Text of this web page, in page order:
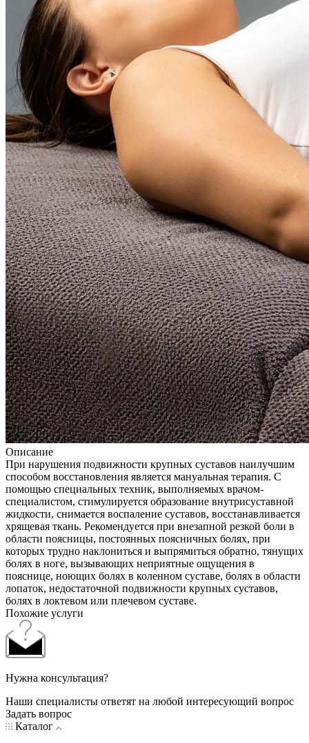
Описание
При нарушения подвижности крупных суставов наилучшим
способом восстановления является мануальная терапия. С
помощью специальных техник, выполняемых врачом-
специалистом, стимулируется образование внутрисуставной
жидкости, снимается воспаление суставов, восстанавливается
хрящевая ткань. Рекомендуется при внезапной резкой боли в
области поясницы, постоянных поясничных болях, при
которых трудно наклониться и выпрямиться обратно, тянущих
болях в ноге, вызывающих неприятные ощущения в
пояснице, ноющих болях в коленном суставе, болях в области
лопаток, недостаточной подвижности крупных суставов,
болях в локтевом или плечевом суставе.
Похожие услуги
Нужна консультация?
Наши специалисты ответят на любой интересующий вопрос
Задать вопрос
Каталог